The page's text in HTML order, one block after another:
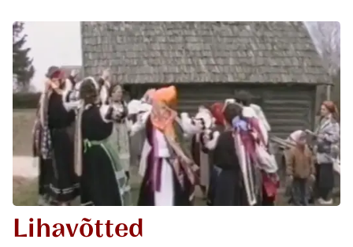
Lihavõtted